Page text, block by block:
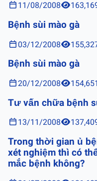
11/08/2008
Bệnh sùi mào gà
03/12/2008
Bệnh sùi mào gà
20/12/2008
Tư vấn chữa bệnh
13/11/2008
Trong thời gian ủ
xét nghiệm thì có
mắc bệnh không?